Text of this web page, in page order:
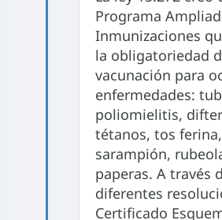
Programa
Inmunizaciones
la obligatoriedad
vacunación para
enfermedades:
poliomielitis,
tétanos, tos ferina,
sarampión,
paperas. A través
diferentes
Certificado